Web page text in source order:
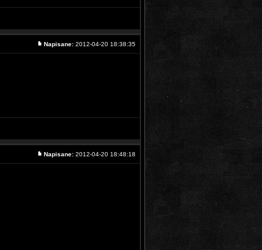
Napisane: 2012-04-20 18:38:35
Napisane: 2012-04-20 18:48:18